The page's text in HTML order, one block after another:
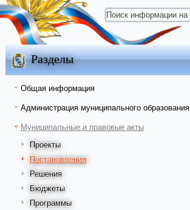
Разделы
Общая информация
Администрация муниципального образования
Муниципальные и правовые акты
Проекты
Постановления
Решения
Бюджеты
Программы